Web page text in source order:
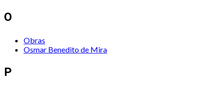
O
Obras
Osmar Benedito de Mira
P